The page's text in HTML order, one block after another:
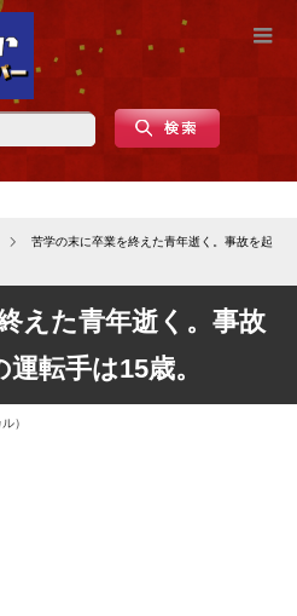
苦学の末に卒業を終えた青年逝く。事故を起
えた青年逝く。事故
転手は15歳。
）